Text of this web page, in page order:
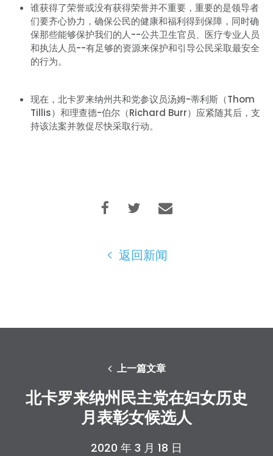
Shop
新闻
您的派对
行动
Vote
谁获得了荣誉或没有获得荣誉并不重要，重要的是领导者
们要齐心协力，确保公民的健康和福利得到保障，同时确
保那些能够保护我们的人--公共卫生官员、医疗专业人员
和执法人员--有足够的资源来保护和引导公民采取最安全
的行为。
现在，北卡罗来纳州共和党参议员汤姆-蒂利斯（Thom
Tillis）和理查德-伯尔（Richard Burr）应紧随其后，支
持该法案并敦促尽快采取行动。
返回新闻
上一篇文章
北卡罗来纳州民主党在妇女历史
月表彰女候选人
2020 年 3 月 18 日